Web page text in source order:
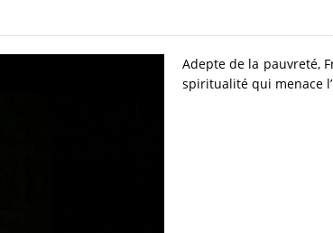
Adepte de la pauvreté,
spiritualité qui menace